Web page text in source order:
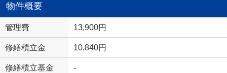
物件概要
管理費 13,900円
修繕積立金 10,840円
修繕積立基金 -